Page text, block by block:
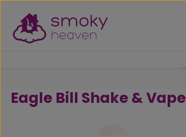
Eagle Bill Shake & Vape